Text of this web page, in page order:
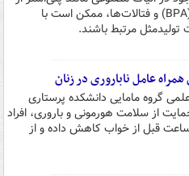
پی‌اف‌ای‌ها (PFAs) گرفته تا بی‌پی‌ای (BPA) و فتالات‌ها، ممکن است با
تولیدمثل مرتبط باشند.
همراه عامل ناباروری در زنان
گروه مامایی دانشکده پرستاری
از سلامت هورمونی و باروری، افراد
قبل از خواب کاهش داده و از